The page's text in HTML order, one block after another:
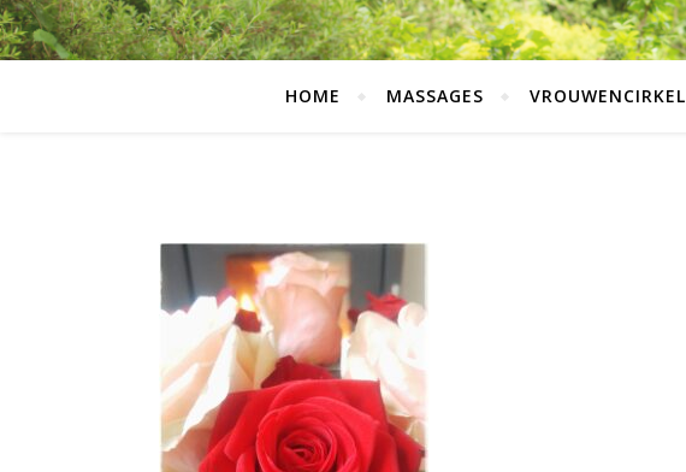
HOME MASSAGES VROUWENCIRKEL